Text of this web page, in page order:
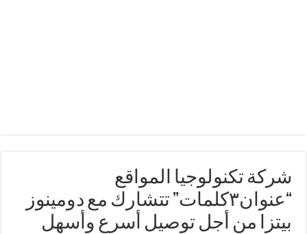
شركة تكنولوجيا المواقع
“عنوان۳كلمات” تتشارك مع دومينوز
بيتزا من أجل توصيل أسرع وأسهل